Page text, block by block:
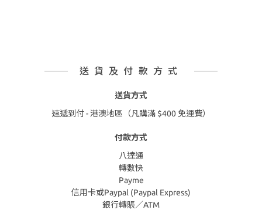
送貨及付款方式
送貨方式
速遞到付 - 港澳地區（凡購滿 $400 免運費）
付款方式
八達通
轉數快
Payme
信用卡或Paypal (Paypal Express)
銀行轉賬／ATM